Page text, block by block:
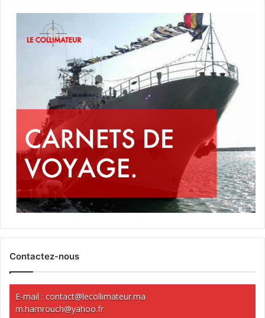
Contactez-nous
E-mail : contact@lecollimateur.ma
m.hamrouch@yahoo.fr